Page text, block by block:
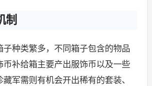
制
子种类繁多，不同箱子包含的物品
币补给箱主要产出服饰币以及一些
军需则有机会开出稀有的套装、